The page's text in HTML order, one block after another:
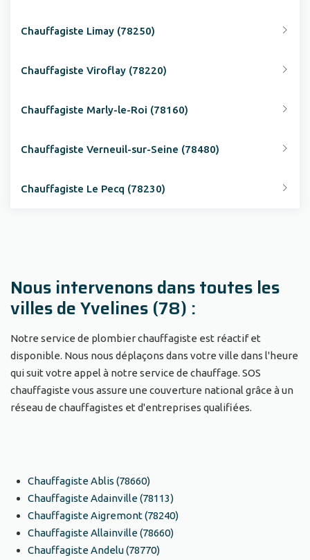
Chauffagiste Limay (78250)
Chauffagiste Viroflay (78220)
Chauffagiste Marly-le-Roi (78160)
Chauffagiste Verneuil-sur-Seine (78480)
Chauffagiste Le Pecq (78230)
Nous intervenons dans toutes les
villes de Yvelines (78) :
Notre service de plombier chauffagiste est réactif et
disponible. Nous nous déplaçons dans votre ville dans l'heure
qui suit votre appel à notre service de chauffage. SOS
chauffagiste vous assure une couverture national grâce à un
réseau de chauffagistes et d'entreprises qualifiées.
Chauffagiste Ablis (78660)
Chauffagiste Adainville (78113)
Chauffagiste Aigremont (78240)
Chauffagiste Allainville (78660)
Chauffagiste Andelu (78770)